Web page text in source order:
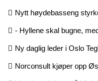
Nytt høydebasseng
- Hyllene skal bugne,
Ny daglig leder i Oslo
Norconsult kjøper opp